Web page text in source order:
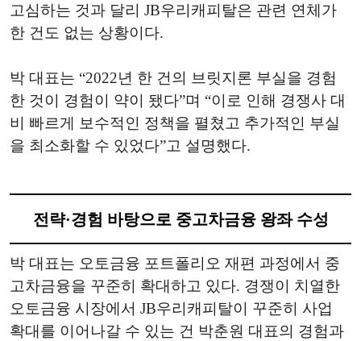
고심하는 것과 달리 JB우리캐피탈은 관련 연체가
한 건도 없는 상황이다.
박 대표는 “2022년 한 건의 브릿지론 부실을 경험
한 것이 경험이 약이 됐다”며 “이로 인해 경쟁사 대
비 빠르게 보수적인 정책을 펼쳤고 추가적인 부실
을 최소화할 수 있었다”고 설명했다.
전략·경험 바탕으로 중고차금융 왕좌 수성
박 대표는 오토금융 포트폴리오 재편 과정에서 중
고차금융을 꾸준히 확대하고 있다. 경쟁이 치열한
오토금융 시장에서 JB우리캐피탈이 꾸준히 사업
확대를 이어나갈 수 있는 건 박춘원 대표의 경험과